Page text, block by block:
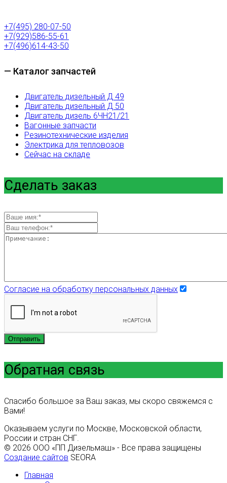
+7(495) 280-07-50
+7(929)586-55-61
+7(496)614-43-50
— Каталог запчастей
Двигатель дизельный Д 49
Двигатель дизельный Д 50
Двигатель дизель 6ЧН21/21
Вагонные запчасти
Резинотехнические изделия
Электрика для тепловозов
Сейчас на складе
Сделать заказ
Согласие на обработку персональных данных
Отправить
Обратная связь
Спасибо большое за Ваш заказ, мы скоро свяжемся с
Вами!
Оказываем услуги по Москве, Московской области,
России и стран СНГ.
© 2026 ООО «ПП Дизельмаш» - Все права защищены
Создание сайтов SEORA
Главная